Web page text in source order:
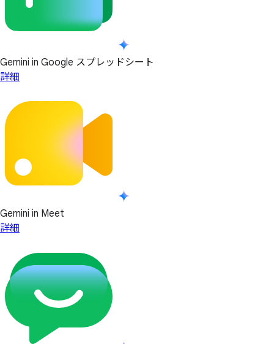
Gemini in Google スプレッドシート
詳細
Gemini in Meet
詳細